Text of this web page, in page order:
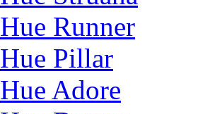
Hue Runner
Hue Pillar
Hue Adore